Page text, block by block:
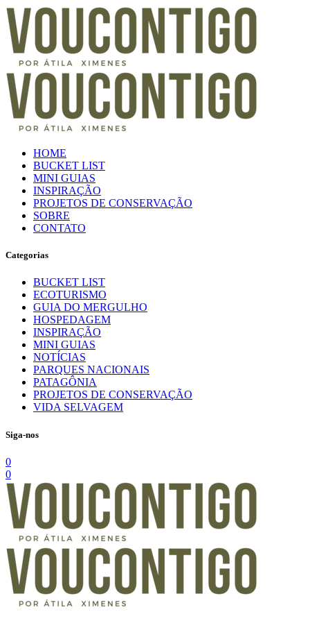
HOME
BUCKET LIST
MINI GUIAS
INSPIRAÇÃO
PROJETOS DE CONSERVAÇÃO
SOBRE
CONTATO
Categorias
BUCKET LIST
ECOTURISMO
GUIA DO MERGULHO
HOSPEDAGEM
INSPIRAÇÃO
MINI GUIAS
NOTÍCIAS
PARQUES NACIONAIS
PATAGÔNIA
PROJETOS DE CONSERVAÇÃO
VIDA SELVAGEM
Siga-nos
0
0